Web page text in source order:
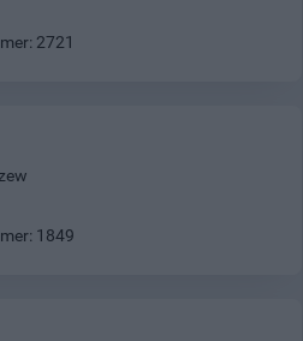
2721
1849